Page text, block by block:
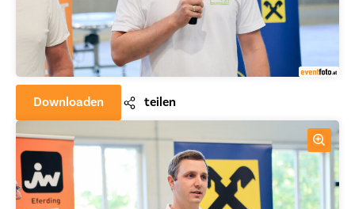
Downloaden teilen